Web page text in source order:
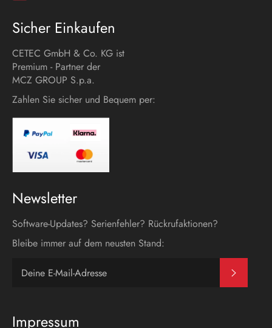
Sicher Einkaufen
CETEC GmbH & Co. KG ist
Premium - Partner der
MCZ GROUP S.p.a.
Zahlen Sie sicher und Bequem per:
Newsletter
Software-Updates? Serienfehler? Rückrufaktionen?
Bleibe immer auf dem neusten Stand:
Impressum